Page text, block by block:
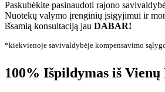
Paskubėkite pasinaudoti rajono
Nuotekų valymo įrenginių įsigyjimui ir
išsamią konsultaciją jau DABAR!
*kiekvienoje savivaldybėje kompensavimo
100% Išpildymas iš Vienų